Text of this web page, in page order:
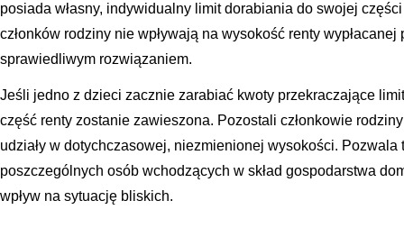
posiada własny, indywidualny limit dorabiania do swojej
członków rodziny nie wpływają na wysokość renty wypłacanej
sprawiedliwym rozwiązaniem.
Jeśli jedno z dzieci zacznie zarabiać kwoty przekraczające
część renty zostanie zawieszona. Pozostali członkowie
udziały w dotychczasowej, niezmienionej wysokości.
poszczególnych osób wchodzących w skład gospodarstwa
wpływ na sytuację bliskich.